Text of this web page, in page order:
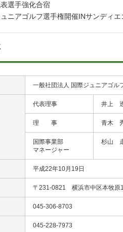
選手強化合宿
ニアゴルフ選手権開催INサンディエ
一般社団法人 国際ジュニアゴル
代表理事 井上
理 事 青木
国際事業部
マネージャー
杉山
平成22年10月19日
〒231-0821 横浜市中区本牧
045-306-8703
045-228-7973